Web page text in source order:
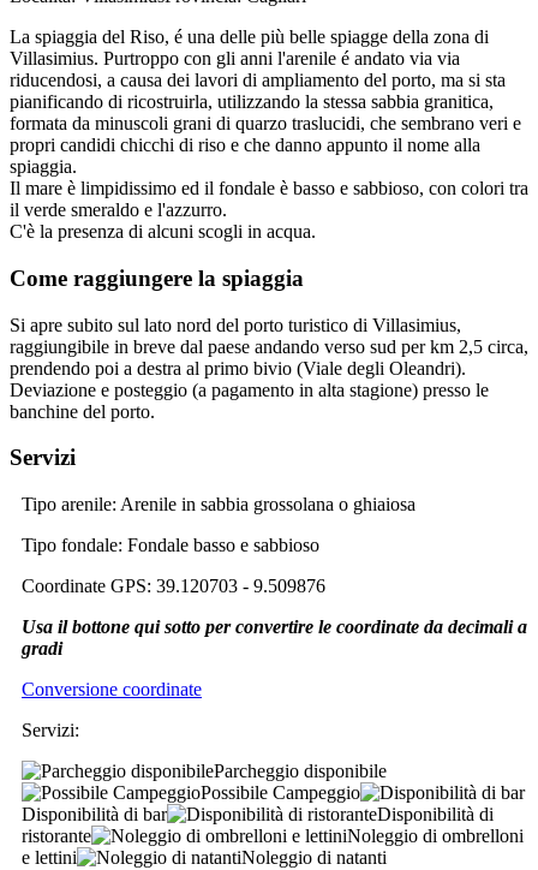
La spiaggia del Riso, é una delle più belle spiagge della zona di
Villasimius. Purtroppo con gli anni l'arenile é andato via via
riducendosi, a causa dei lavori di ampliamento del porto, ma si sta
pianificando di ricostruirla, utilizzando la stessa sabbia granitica,
formata da minuscoli grani di quarzo traslucidi, che sembrano veri e
propri candidi chicchi di riso e che danno appunto il nome alla
spiaggia.
Il mare è limpidissimo ed il fondale è basso e sabbioso, con colori tra
il verde smeraldo e l'azzurro.
C'è la presenza di alcuni scogli in acqua.
Come raggiungere la spiaggia
Si apre subito sul lato nord del porto turistico di Villasimius,
raggiungibile in breve dal paese andando verso sud per km 2,5 circa,
prendendo poi a destra al primo bivio (Viale degli Oleandri).
Deviazione e posteggio (a pagamento in alta stagione) presso le
banchine del porto.
Servizi
Tipo arenile: Arenile in sabbia grossolana o ghiaiosa
Tipo fondale: Fondale basso e sabbioso
Coordinate GPS: 39.120703 - 9.509876
Usa il bottone qui sotto per convertire le coordinate da decimali a
gradi
Conversione coordinate
Servizi:
Parcheggio disponibile
Possibile Campeggio
Disponibilità di bar
Disponibilità di
ristorante
Noleggio di ombrelloni
e lettini
Noleggio di natanti